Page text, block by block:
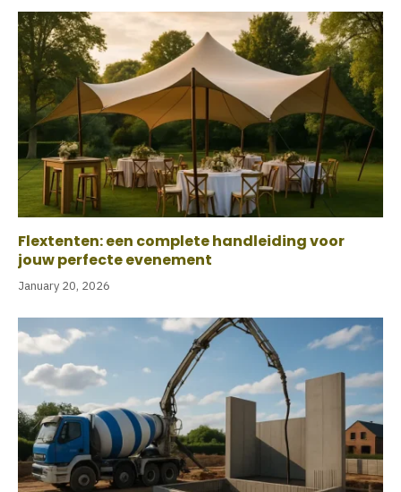
Flextenten: een complete handleiding voor
jouw perfecte evenement
January 20, 2026